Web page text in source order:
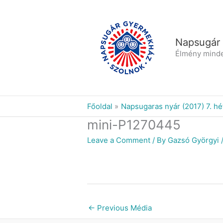
Élmény
Főoldal Napsugaras nyár (2017) 7.
mini-P1270445
Leave a Comment / By Gazsó Györgyi /
← Previous Média